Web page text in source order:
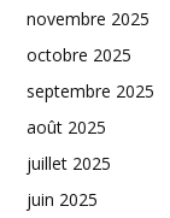
novembre 2025
octobre 2025
septembre 2025
août 2025
juillet 2025
juin 2025